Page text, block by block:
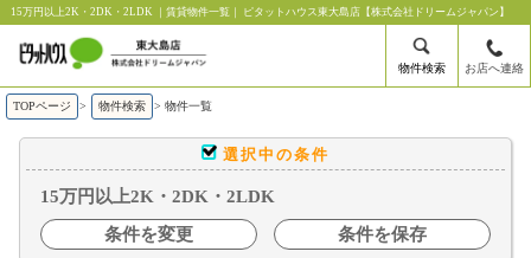
15万円以上2K・2DK・2LDK ｜賃貸物件一覧｜ ピタットハウス東大島店【株式会社ドリームジャパン】
物件検索 お店へ連絡
TOPページ > 物件検索 > 物件一覧
選択中の条件
15万円以上2K・2DK・2LDK
条件を変更
条件を保存